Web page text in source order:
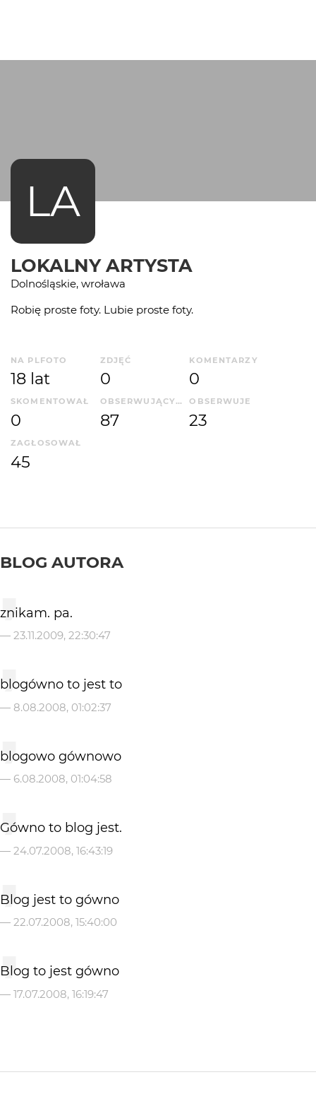
LA
LOKALNY ARTYSTA
Dolnośląskie, wroława
Robię proste foty. Lubie proste foty.
NA PLFOTO
18 lat
ZDJĘĆ
0
KOMENTARZY
0
SKOMENTOWAŁ
0
OBSERWUJĄCYCH
87
OBSERWUJE
23
ZAGŁOSOWAŁ
45
BLOG AUTORA
znikam. pa.
— 23.11.2009, 22:30:47
blogówno to jest to
— 8.08.2008, 01:02:37
blogowo gównowo
— 6.08.2008, 01:04:58
Gówno to blog jest.
— 24.07.2008, 16:43:19
Blog jest to gówno
— 22.07.2008, 15:40:00
Blog to jest gówno
— 17.07.2008, 16:19:47